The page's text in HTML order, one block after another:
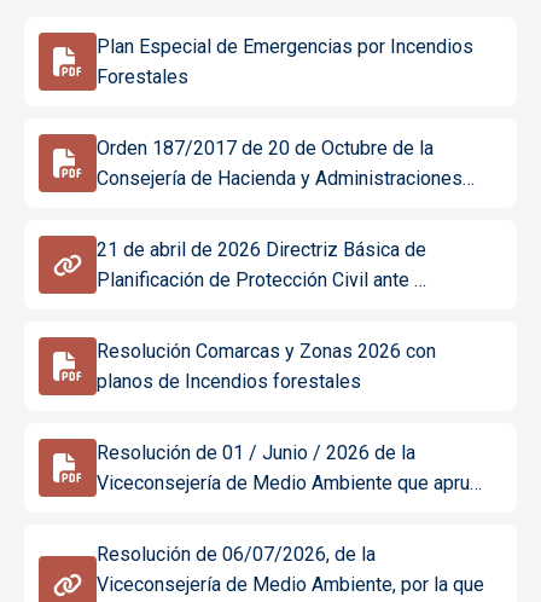
Plan Especial de Emergencias por Incendios
Forestales
Orden 187/2017 de 20 de Octubre de la
Consejería de Hacienda y Administraciones…
21 de abril de 2026 Directriz Básica de
Planificación de Protección Civil ante …
Resolución Comarcas y Zonas 2026 con
planos de Incendios forestales
Resolución de 01 / Junio / 2026 de la
Viceconsejería de Medio Ambiente que apru…
Resolución de 06/07/2026, de la
Viceconsejería de Medio Ambiente, por la que